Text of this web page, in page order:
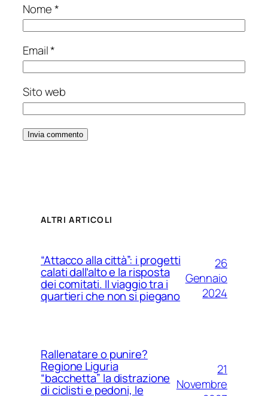
Nome*
Email*
Sito web
ALTRI ARTICOLI
“Attacco alla città”: i progetti
calati dall’alto e la risposta
dei comitati. Il viaggio tra i
quartieri che non si piegano
26
Gennaio
2024
Rallenatare o punire?
Regione Liguria
“bacchetta” la distrazione
di ciclisti e pedoni, le
21
Novembre